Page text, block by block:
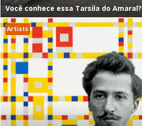
Você conhece essa Tarsila do Amaral?
Artists